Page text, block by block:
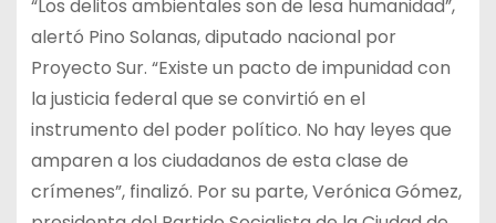
“Los delitos ambientales son de lesa humanidad”,
alertó Pino Solanas, diputado nacional por
Proyecto Sur. “Existe un pacto de impunidad con
la justicia federal que se convirtió en el
instrumento del poder político. No hay leyes que
amparen a los ciudadanos de esta clase de
crímenes”, finalizó. Por su parte, Verónica Gómez,